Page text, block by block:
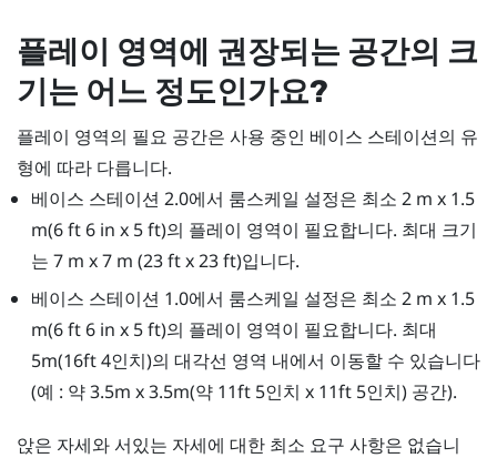
플레이 영역에 권장되는 공간의 크
기는 어느 정도인가요?
플레이 영역의 필요 공간은 사용 중인 베이스 스테이션의 유
형에 따라 다릅니다.
베이스 스테이션 2.0에서 룸스케일 설정은 최소 2 m x 1.5
m(6 ft 6 in x 5 ft)의 플레이 영역이 필요합니다. 최대 크기
는 7 m x 7 m (23 ft x 23 ft)입니다.
베이스 스테이션 1.0에서 룸스케일 설정은 최소 2 m x 1.5
m(6 ft 6 in x 5 ft)의 플레이 영역이 필요합니다. 최대
5m(16ft 4인치)의 대각선 영역 내에서 이동할 수 있습니다
(예 : 약 3.5m x 3.5m(약 11ft 5인치 x 11ft 5인치) 공간).
앉은 자세와 서있는 자세에 대한 최소 요구 사항은 없습니